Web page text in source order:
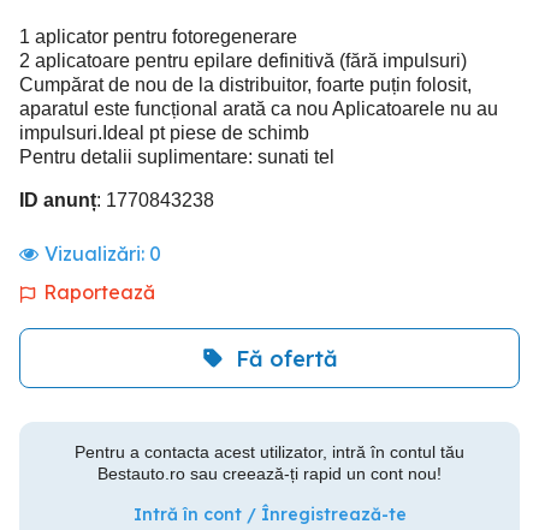
1 aplicator pentru fotoregenerare
2 aplicatoare pentru epilare definitivă (fără impulsuri)
Cumpărat de nou de la distribuitor, foarte puțin folosit,
aparatul este funcțional arată ca nou Aplicatoarele nu au
impulsuri.Ideal pt piese de schimb
Pentru detalii suplimentare: sunati tel
ID anunț: 1770843238
Vizualizări: 0
Raportează
Fă ofertă
Pentru a contacta acest utilizator, intră în contul tău
Bestauto.ro sau creează-ți rapid un cont nou!
Intră în cont / Înregistrează-te